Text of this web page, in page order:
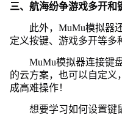
三、航海纷争游戏多开和
此外，MuMu模拟器
定义按键、游戏多开等多
MuMu模拟器连接键
的云方案，也可以自定义
成高难操作！
想要学习如何设置键